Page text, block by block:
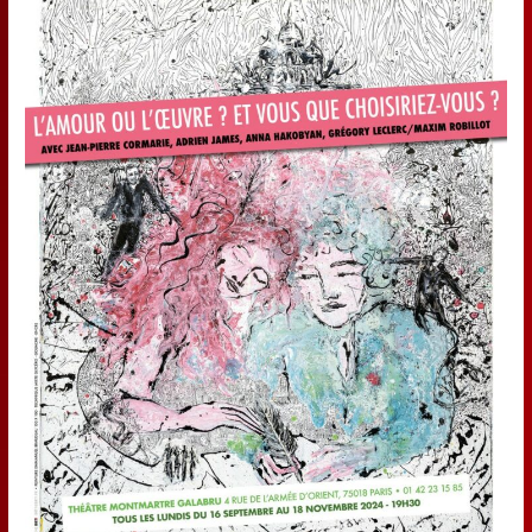
LUNE
Un
spectacle
immersif
et
(dé)culotté